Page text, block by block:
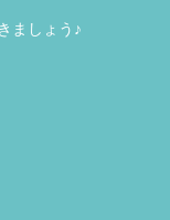
ましょう♪